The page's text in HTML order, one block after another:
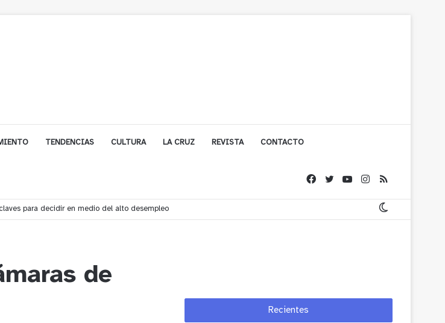
TENDENCIAS CULTURA LA CRUZ REVISTA CONTACTO
en la construcción del Puente Colón de Limache
de
Recientes